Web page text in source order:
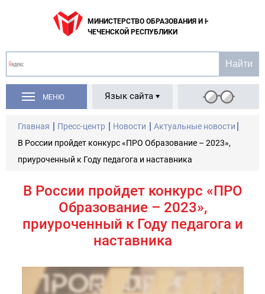
МИНИСТЕРСТВО ОБРАЗОВАНИЯ И НАУКИ
ЧЕЧЕНСКОЙ РЕСПУБЛИКИ
МЕНЮ Язык сайта
Главная Пресс-центр Новости
Актуальные новости
В России пройдет конкурс «ПРО Образование – 2023»,
приуроченный к Году педагога и наставника
В России пройдет конкурс «ПРО
Образование – 2023»,
приуроченный к Году педагога и
наставника